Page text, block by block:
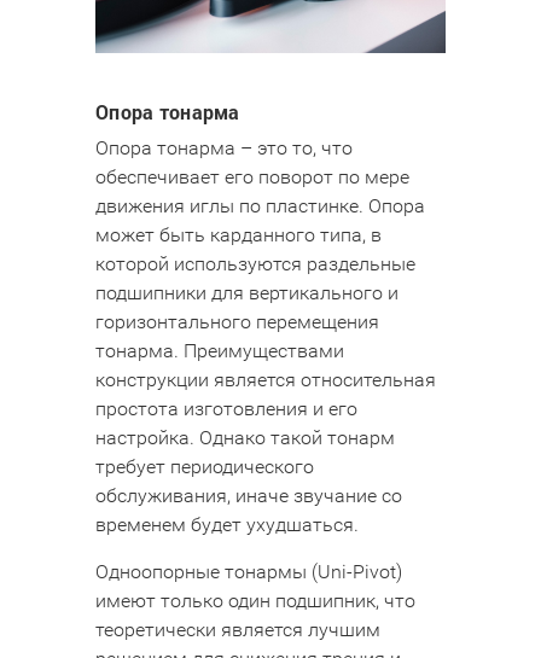
Опора тонарма
Опора тонарма – это то, что
обеспечивает его поворот по мере
движения иглы по пластинке. Опора
может быть карданного типа, в
которой используются раздельные
подшипники для вертикального и
горизонтального перемещения
тонарма. Преимуществами
конструкции является относительная
простота изготовления и его
настройка. Однако такой тонарм
требует периодического
обслуживания, иначе звучание со
временем будет ухудшаться.
Одноопорные тонармы (Uni-Pivot)
имеют только один подшипник, что
теоретически является лучшим